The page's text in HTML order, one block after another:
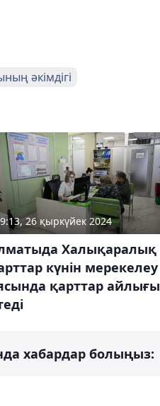
әкімдігі
26 қыркүйек 2024
Халықаралық
күнін мерекелеу
қарттар айлығы
хабардар болыңыз: